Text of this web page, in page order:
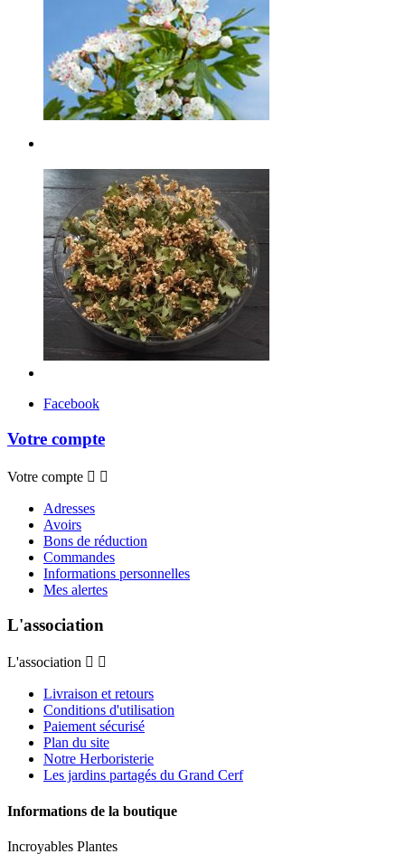
Facebook
Votre compte
Votre compte  
Adresses
Avoirs
Bons de réduction
Commandes
Informations personnelles
Mes alertes
L'association
L'association  
Livraison et retours
Conditions d'utilisation
Paiement sécurisé
Plan du site
Notre Herboristerie
Les jardins partagés du Grand Cerf
Informations de la boutique
Incroyables Plantes